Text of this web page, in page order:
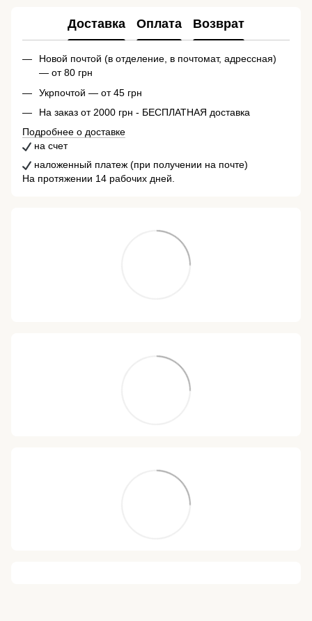
Доставка Оплата Возврат
Новой почтой (в отделение, в почтомат, адрессная)
— от 80 грн
Укрпочтой — от 45 грн
На заказ от 2000 грн - БЕСПЛАТНАЯ доставка
Подробнее о доставке
на счет
наложенный платеж (при получении на почте)
На протяжении 14 рабочих дней.